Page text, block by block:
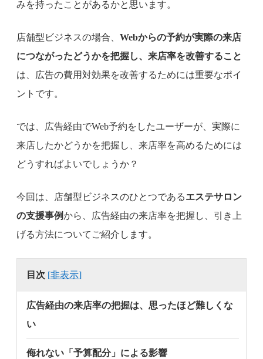
みを持ったことがあるかと思います。
店舗型ビジネスの場合、 Webからの予約が実際の来店
につながったどうかを把握し、来店率を改善すること
は、広告の費用対効果を改善するためには重要なポイ
ントです。
では、広告経由でWeb予約をしたユーザーが、実際に
来店したかどうかを把握し、来店率を高めるためには
どうすればよいでしょうか？
今回は、店舗型ビジネスのひとつであるエステサロン
の支援事例から、広告経由の来店率を把握し、引き上
げる方法についてご紹介します。
目次 [非表示]
広告経由の来店率の把握は、思ったほど難しくな
い
侮れない「予算配分」による影響